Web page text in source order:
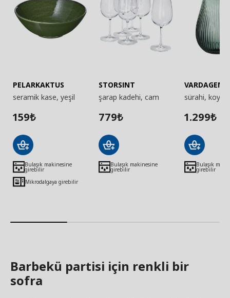
PELARKAKTUS
seramik kase, yeşil
159₺
Bulaşık makinesine
girebilir
Mikrodalgaya girebilir
STORSINT
şarap kadehi, cam
779₺
Bulaşık makinesine
girebilir
VARDAGEN
sürahi, koyu
1.299₺
Bulaşık
girebilir
Barbekü partisi için renkli bir
sofra